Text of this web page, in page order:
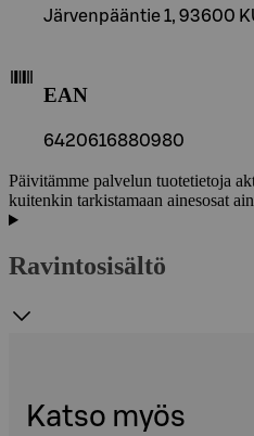
Järvenpääntie 1, 93600
EAN
6420616880980
Päivitämme palvelun tuotetietoja
kuitenkin tarkistamaan ainesosat
Ravintosisältö
Katso myös